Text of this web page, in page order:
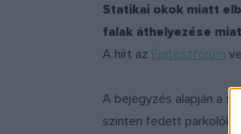
Statikai okok miatt
falak áthelyezése
A hírt az Építészfórum
A bejegyzés alapján a
szinten fedett